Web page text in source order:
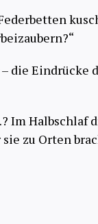
Eindrücke
Im Halbschlaf
zu Orten